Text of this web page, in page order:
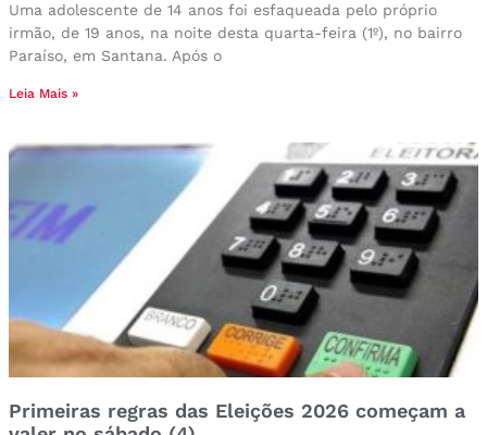
Uma adolescente de 14 anos foi esfaqueada pelo próprio
irmão, de 19 anos, na noite desta quarta-feira (1º), no bairro
Paraíso, em Santana. Após o
Leia Mais »
Primeiras regras das Eleições 2026 começam a